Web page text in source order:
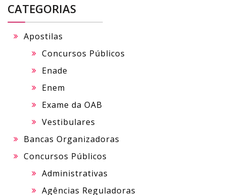
CATEGORIAS
Apostilas
Concursos Públicos
Enade
Enem
Exame da OAB
Vestibulares
Bancas Organizadoras
Concursos Públicos
Administrativas
Agências Reguladoras